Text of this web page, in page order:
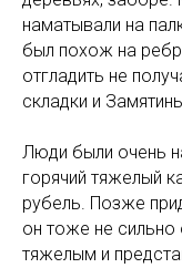
наматывали на
был похож на
отгладить не
складки и
Люди были очень
горячий тяжелый
рубель. Позже
он тоже не сильно
тяжелым и